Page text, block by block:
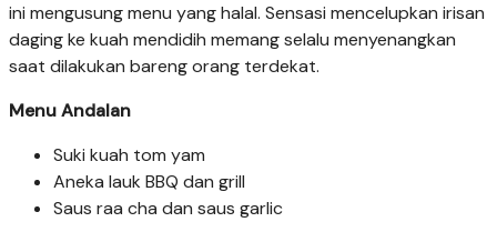
ini mengusung menu yang halal. Sensasi mencelupkan irisan
daging ke kuah mendidih memang selalu menyenangkan
saat dilakukan bareng orang terdekat.
Menu Andalan
Suki kuah tom yam
Aneka lauk BBQ dan grill
Saus raa cha dan saus garlic